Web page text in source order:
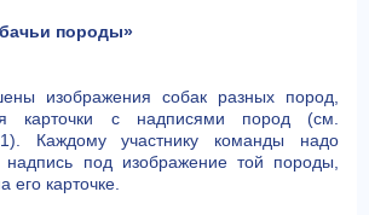
породы»
изображения собак разных пород,
карточки с надписями пород (см.
Каждому участнику команды надо
надпись под изображение той породы,
его карточке.